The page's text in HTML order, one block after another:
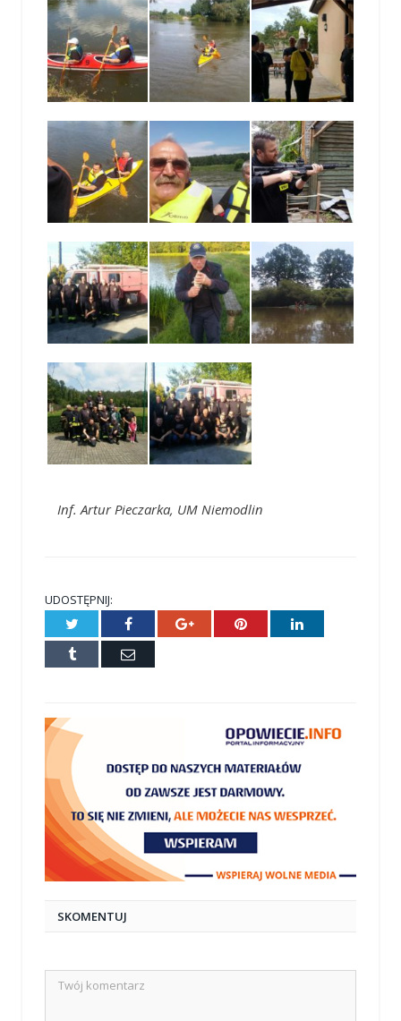
Inf. Artur Pieczarka, UM Niemodlin
UDOSTĘPNIJ:
Twitter Facebook Google+ Pinterest LinkedIn
Tumblr
E-
SKOMENTUJ